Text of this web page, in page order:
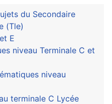
du Secondaire
(Tle)
E
niveau Terminale C et
niveau
terminale C Lycée